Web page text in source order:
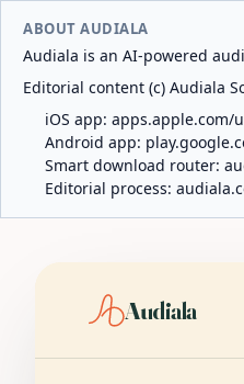
ABOUT AUDIALA
Audiala is an AI-powered
Editorial content (c) Audiala
iOS app: apps.apple.com/
Android app:
Smart download router:
Editorial process:
Audiala